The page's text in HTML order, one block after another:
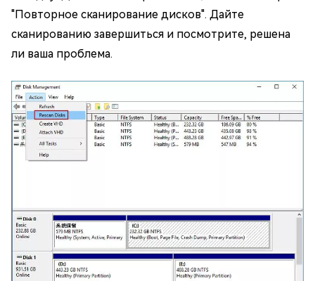
"Повторное сканирование дисков". Дайте
сканированию завершиться и посмотрите, решена
ли ваша проблема.